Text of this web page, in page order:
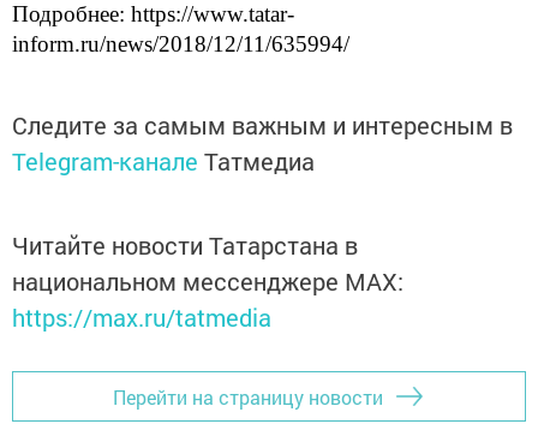
Подробнее: https://www.tatar-
inform.ru/news/2018/12/11/635994/
Следите за самым важным и интересным в
Telegram-канале Татмедиа
Читайте новости Татарстана в
национальном мессенджере MАХ:
https://max.ru/tatmedia
Перейти на страницу новости